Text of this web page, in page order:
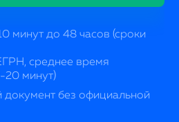
минут до 48 часов (сроки
среднее время
20 минут)
документ без официальной